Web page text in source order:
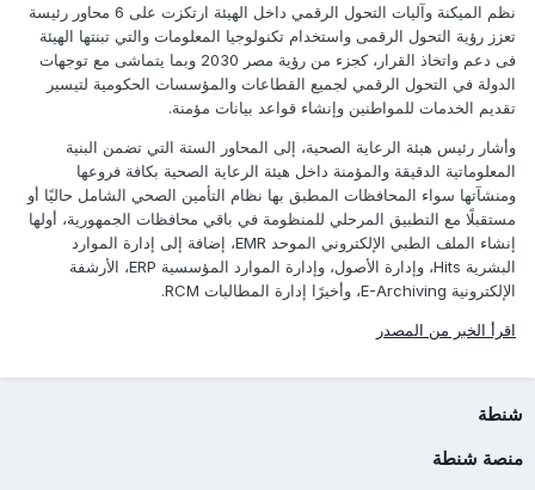
نظم الميكنة وآليات التحول الرقمي داخل الهيئة ارتكزت على 6 محاور رئيسة
تعزز رؤية التحول الرقمى واستخدام تكنولوجيا المعلومات والتي تبنتها الهيئة
فى دعم واتخاذ القرار، كجزء من رؤية مصر 2030 وبما يتماشى مع توجهات
الدولة في التحول الرقمي لجميع القطاعات والمؤسسات الحكومية لتيسير
تقديم الخدمات للمواطنين وإنشاء قواعد بيانات مؤمنة.
وأشار رئيس هيئة الرعاية الصحية، إلى المحاور الستة التي تضمن البنية
المعلوماتية الدقيقة والمؤمنة داخل هيئة الرعاية الصحية بكافة فروعها
ومنشآتها سواء المحافظات المطبق بها نظام التأمين الصحي الشامل حاليًا أو
مستقبلًا مع التطبيق المرحلي للمنظومة في باقي محافظات الجمهورية، أولها
إنشاء الملف الطبي الإلكتروني الموحد EMR، إضافة إلى إدارة الموارد
البشرية Hits، وإدارة الأصول، وإدارة الموارد المؤسسية ERP، الأرشفة
الإلكترونية E-Archiving، وأخيرًا إدارة المطالبات RCM.
اقرأ الخبر من المصدر
شنطة
منصة شنطة